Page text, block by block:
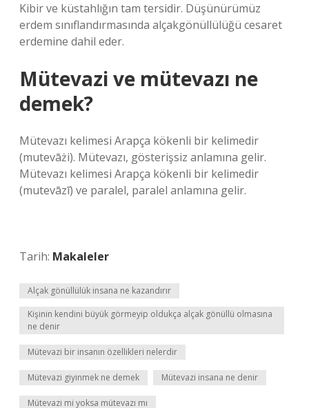
Kibir ve küstahlığın tam tersidir. Düşünürümüz
erdem sınıflandırmasında alçakgönüllülüğü cesaret
erdemine dahil eder.
Mütevazi ve mütevazı ne
demek?
Mütevazı kelimesi Arapça kökenli bir kelimedir
(mutevāżi). Mütevazı, gösterişsiz anlamına gelir.
Mütevazı kelimesi Arapça kökenli bir kelimedir
(mutevāzī) ve paralel, paralel anlamına gelir.
Tarih: Makaleler
Alçak gönüllülük insana ne kazandırır
Kişinin kendini büyük görmeyip oldukça alçak gönüllü olmasına
ne denir
Mütevazi bir insanın özellikleri nelerdir
Mütevazi giyinmek ne demek Mütevazi insana ne denir
Mütevazi mi yoksa mütevazı mı